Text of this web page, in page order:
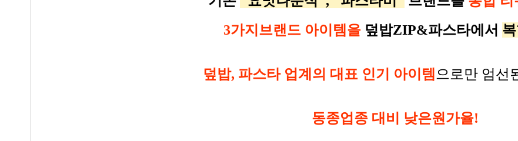
3가지브랜드 아이템을 덮밥ZIP&파스타에서
덮밥, 파스타 업계의 대표 인기 아이템으로만 엄선
동종업종 대비 낮은원가율!